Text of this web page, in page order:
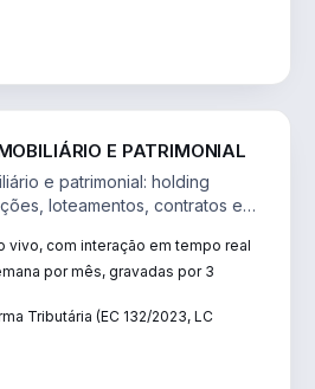
E PATRIMONIAL
e patrimonial: holding
loteamentos, contratos e
vivo, com interação em tempo real
por mês, gravadas por 3
Tributária (EC 132/2023, LC